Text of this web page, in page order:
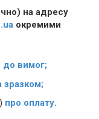
на адресу
окремими
до вимог;
зразком;
про оплату.